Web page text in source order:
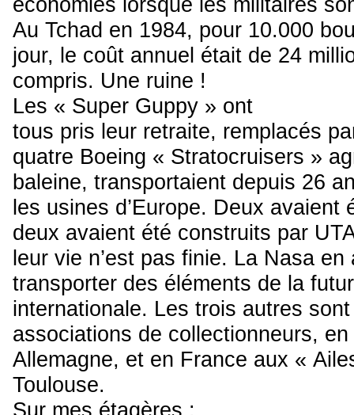
Au Tchad en 1984, pour 10.000
jour, le coût annuel était de 24
compris. Une ruine !
Les « Super Guppy » ont
tous pris leur retraite, remplacés
quatre Boeing « Stratocruisers »
baleine, transportaient depuis 26
les usines d’Europe. Deux
deux avaient été construits par
leur vie n’est pas finie. La Nasa
transporter des éléments de la
internationale. Les trois autres
associations de collectionneurs,
Allemagne, et en France aux «
Toulouse.
Sur mes étagères :